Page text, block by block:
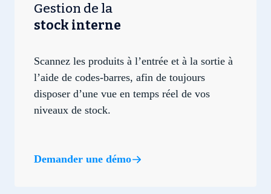
Gestion de la
stock interne
Scannez les produits à l’entrée et à la sortie à
l’aide de codes-barres, afin de toujours
disposer d’une vue en temps réel de vos
niveaux de stock.
Demander une démo